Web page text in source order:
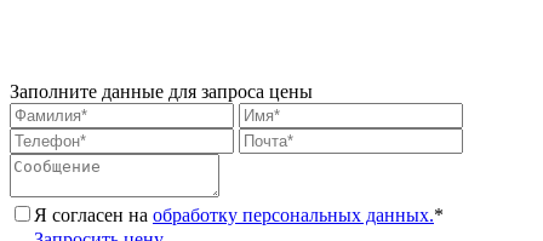
Заполните данные для запроса цены
Я согласен на обработку персональных данных.*